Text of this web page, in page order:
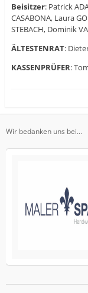
Beisitzer: Patrick
CASABONA, Laura
STEBACH, Dominik
ÄLTESTENRAT:
KASSENPRÜFER:
Wir bedanken uns bei...